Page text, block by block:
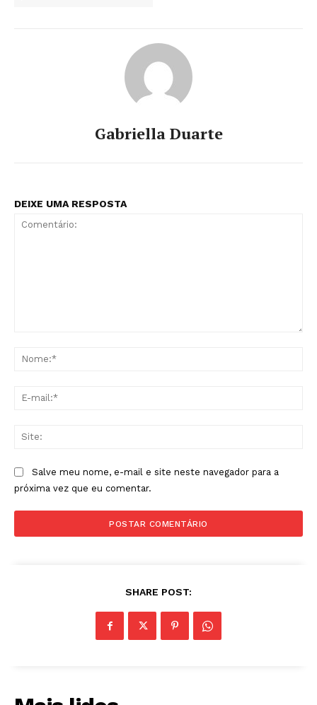
Gabriella Duarte
DEIXE UMA RESPOSTA
Salve meu nome, e-mail e site neste navegador para a
próxima vez que eu comentar.
SHARE POST: